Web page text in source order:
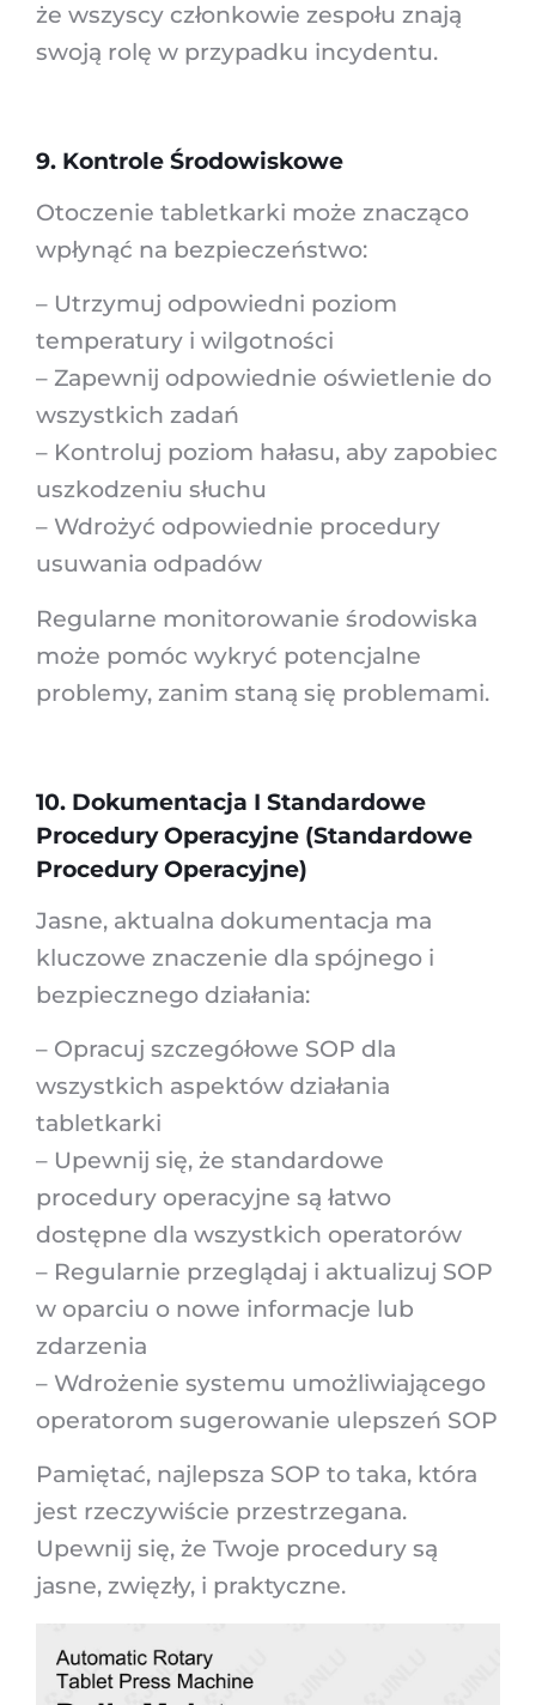
że wszyscy członkowie zespołu znają
swoją rolę w przypadku incydentu.
9. Kontrole Środowiskowe
Otoczenie tabletkarki może znacząco
wpłynąć na bezpieczeństwo:
– Utrzymuj odpowiedni poziom
temperatury i wilgotności
– Zapewnij odpowiednie oświetlenie do
wszystkich zadań
– Kontroluj poziom hałasu, aby zapobiec
uszkodzeniu słuchu
– Wdrożyć odpowiednie procedury
usuwania odpadów
Regularne monitorowanie środowiska
może pomóc wykryć potencjalne
problemy, zanim staną się problemami.
10. Dokumentacja I Standardowe
Procedury Operacyjne (standardowe
Procedury Operacyjne)
Jasne, aktualna dokumentacja ma
kluczowe znaczenie dla spójnego i
bezpiecznego działania:
– Opracuj szczegółowe SOP dla
wszystkich aspektów działania
tabletkarki
– Upewnij się, że standardowe
procedury operacyjne są łatwo
dostępne dla wszystkich operatorów
– Regularnie przeglądaj i aktualizuj SOP
w oparciu o nowe informacje lub
zdarzenia
– Wdrożenie systemu umożliwiającego
operatorom sugerowanie ulepszeń SOP
Pamiętać, najlepsza SOP to taka, która
jest rzeczywiście przestrzegana.
Upewnij się, że Twoje procedury są
jasne, zwięzły, i praktyczne.